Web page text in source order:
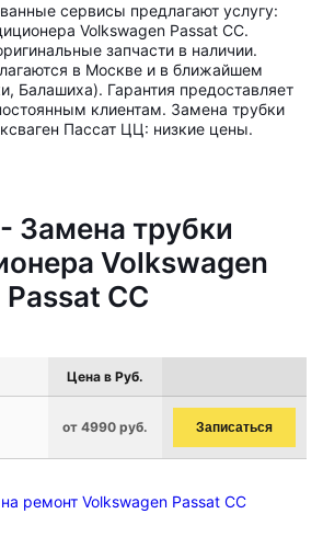
сервисы предлагают услугу:
Volkswagen Passat CC.
запчасти в наличии.
в Москве и в ближайшем
Балашиха). Гарантия предоставляет
клиентам. Замена трубки
Пассат ЦЦ: низкие цены.
Замена трубки
Volkswagen
Passat CC
Цена в Руб.
от 4990 руб. Записаться
ремонт Volkswagen Passat CC